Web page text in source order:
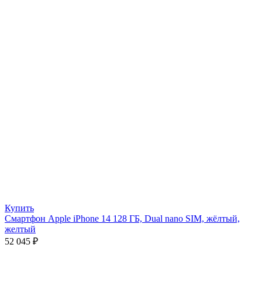
Купить
Смартфон Apple iPhone 14 128 ГБ, Dual nano SIM, жёлтый,
желтый
52 045 ₽